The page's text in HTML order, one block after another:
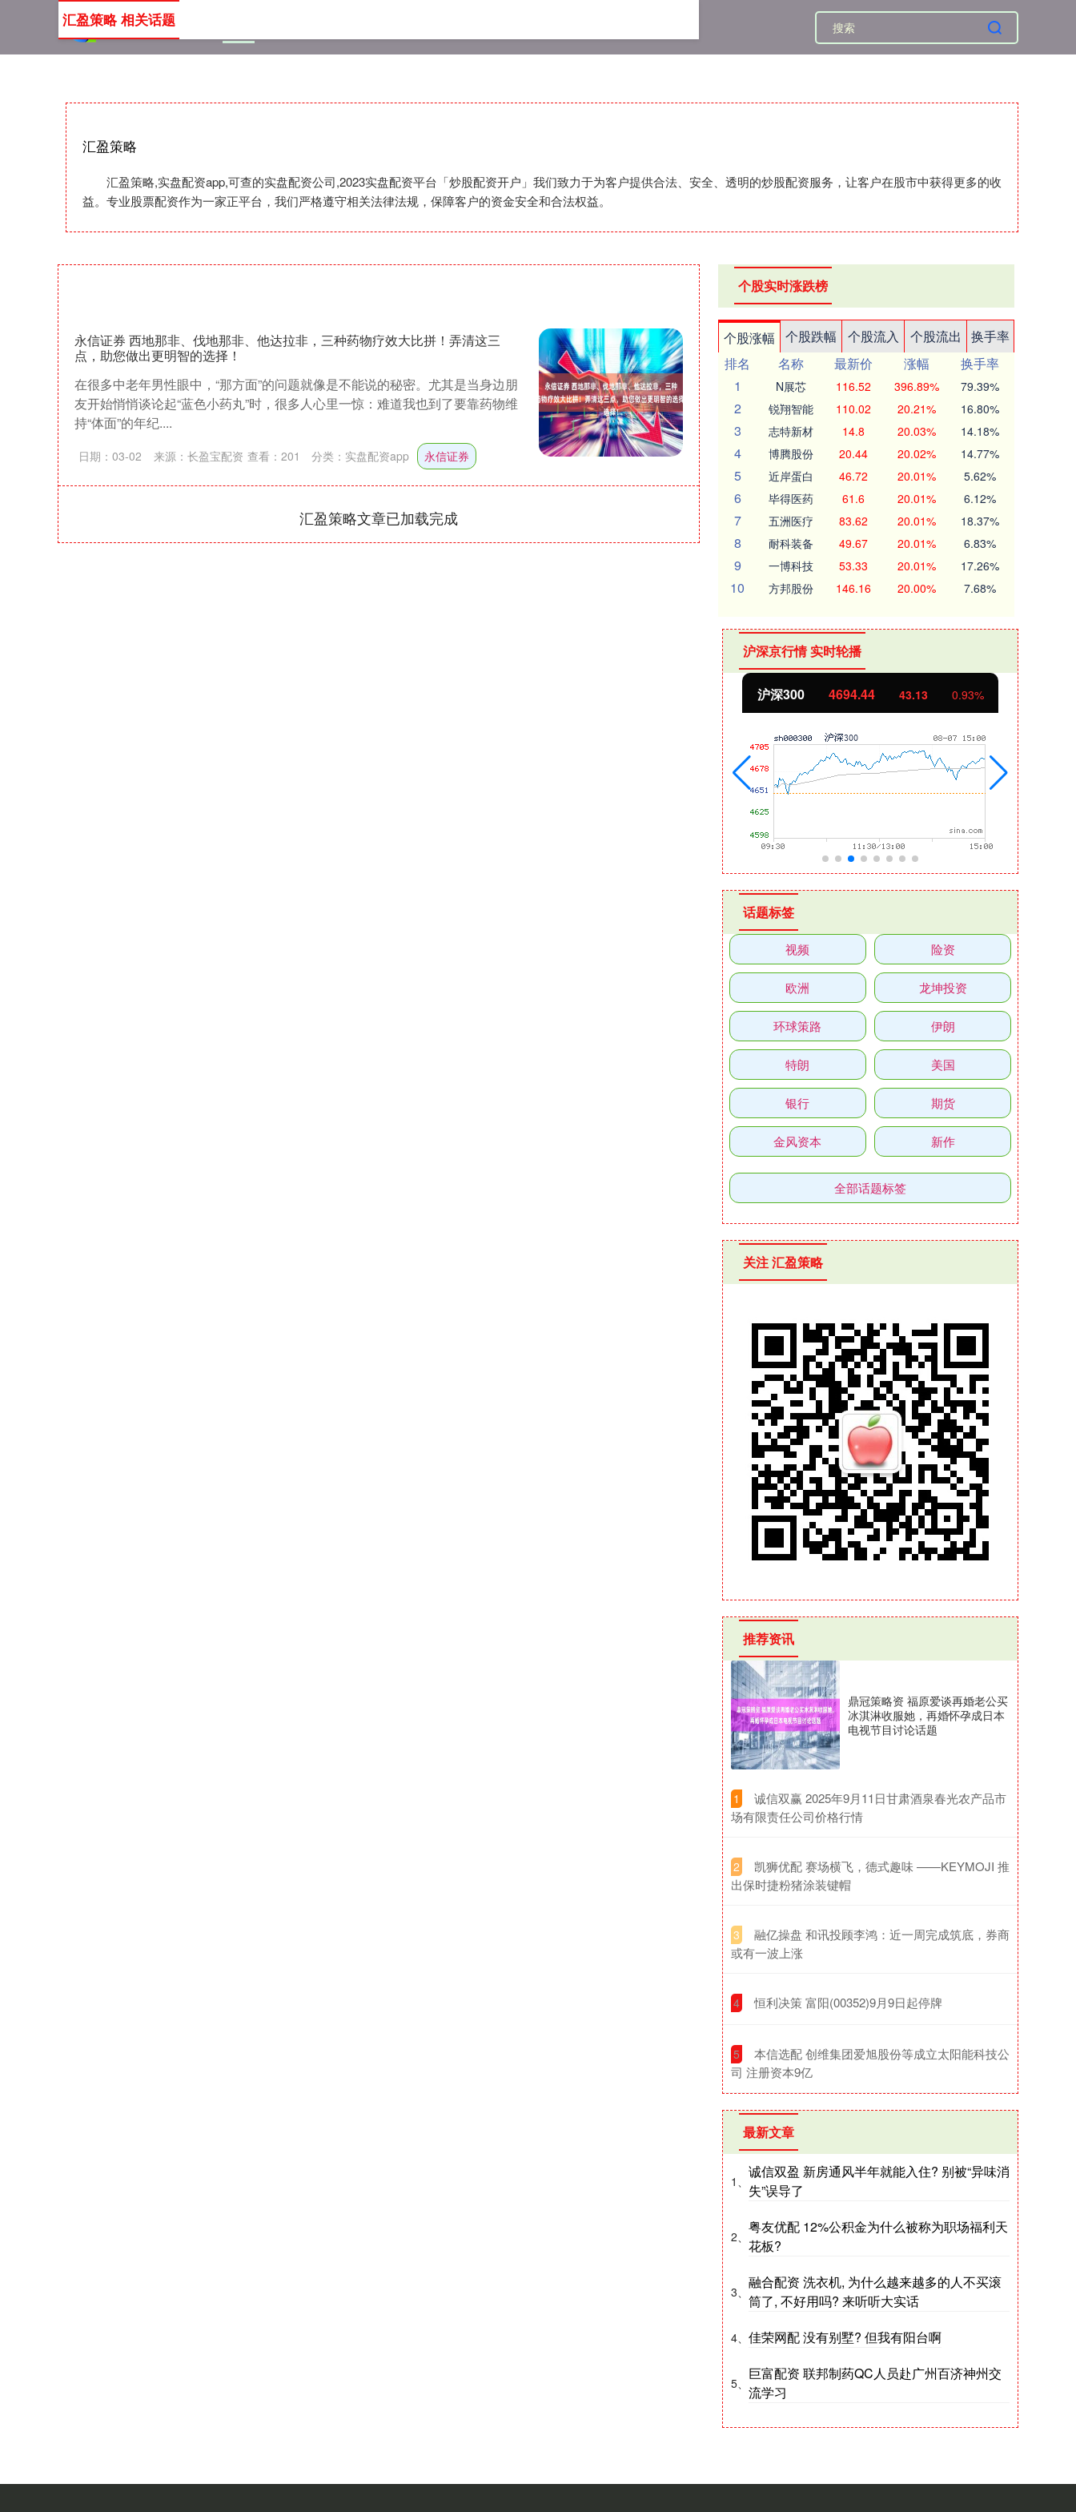
汇盈策略
汇盈策略,实盘配资app,可查的实盘配资公司,2023实盘配资平台「炒股配资开户」我们致力于为客户提供合法、安全、透明的炒股配资服务，让客户在股市中获得更多的收
益。专业股票配资作为一家正平台，我们严格遵守相关法律法规，保障客户的资金安全和合法权益。
汇盈策略 相关话题
永信证券 西地那非、伐地那非、他达拉非，三种药物疗效大比拼！弄清这三
点，助您做出更明智的选择！
在很多中老年男性眼中，“那方面”的问题就像是不能说的秘密。尤其是当身边朋
友开始悄悄谈论起“蓝色小药丸”时，很多人心里一惊：难道我也到了要靠药物维
持“体面”的年纪....
日期：03-02 来源：长盈宝配资 查看： 201 分类： 实盘配资app 永信证券
汇盈策略文章已加载完成
个股实时涨跌榜
个股涨幅 个股跌幅 个股流入 个股流出
换手率
排名
名称 最新价 涨幅
换手率
1
N展芯 116.52 396.89% 79.39%
2 锐翔智能 110.02 20.21% 16.80%
3 志特新材 14.8 20.03% 14.18%
4 博腾股份 20.44 20.02% 14.77%
5 近岸蛋白 46.72 20.01% 5.62%
6 毕得医药 61.6 20.01% 6.12%
7 五洲医疗 83.62 20.01% 18.37%
8 耐科装备 49.67 20.01% 6.83%
9 一博科技 53.33 20.01% 17.26%
10 方邦股份 146.16 20.00% 7.68%
沪深京行情 实时轮播
北证50 1134.24 11.37 1.01%
话题标签
视频 险资
欧洲 龙坤投资
环球策路 伊朗
特朗 美国
银行 期货
金风资本 新作
全部话题标签
关注 汇盈策略
推荐资讯
鼎冠策略资 福原爱谈再婚老公买
冰淇淋收服她，再婚怀孕成日本
电视节目讨论话题
1
​诚信双赢 2025年9月11日甘肃酒泉春光农产品市
场有限责任公司价格行情
2
​凯狮优配 赛场横飞，德式趣味 ——KEYMOJI 推
出保时捷粉猪涂装键帽
3
​融亿操盘 和讯投顾李鸿：近一周完成筑底，券商
或有一波上涨
4 ​恒利决策 富阳(00352)9月9日起停牌
5
​本信选配 创维集团爱旭股份等成立太阳能科技公
司 注册资本9亿
最新文章
1、
诚信双盈 新房通风半年就能入住? 别被“异味消
失”误导了
2、
粤友优配 12%公积金为什么被称为职场福利天
花板?
3、
融合配资 洗衣机, 为什么越来越多的人不买滚
筒了, 不好用吗? 来听听大实话
4、 佳荣网配 没有别墅? 但我有阳台啊
5、
巨富配资 联邦制药QC人员赴广州百济神州交
流学习